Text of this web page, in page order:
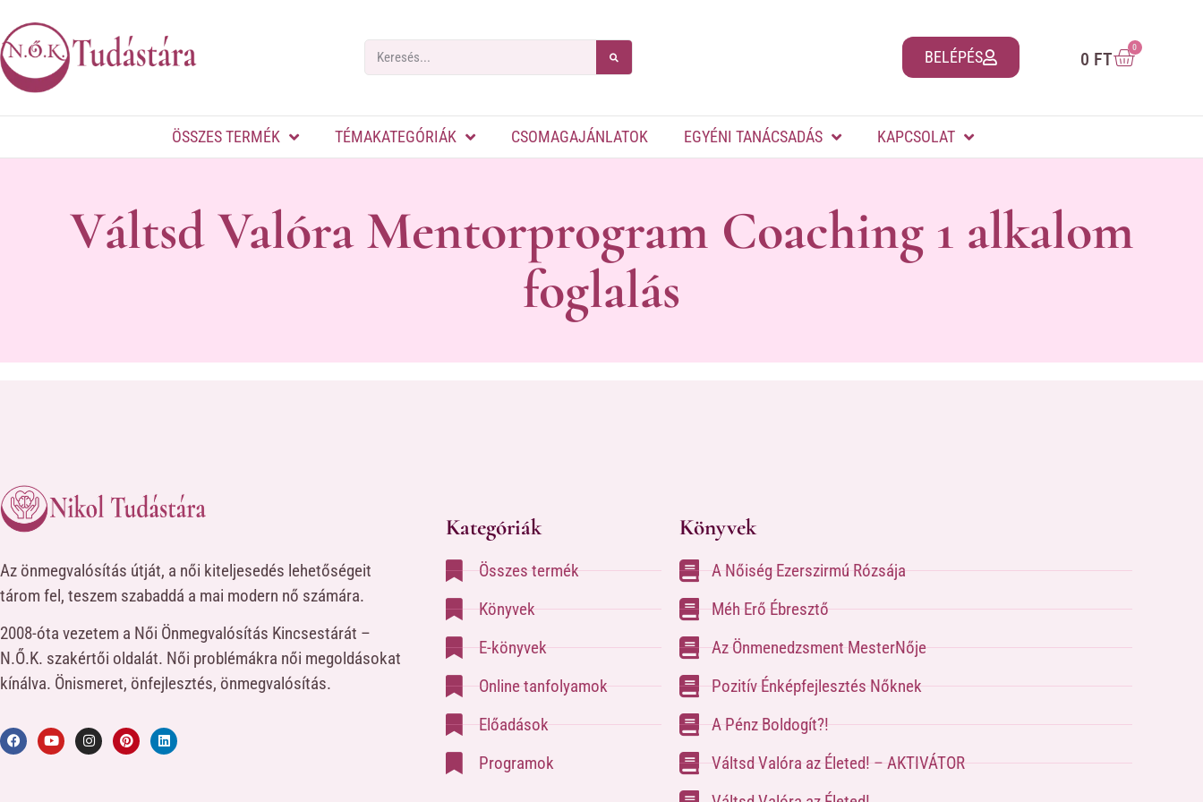
BELÉPÉS 0 FT
0
ÖSSZES TERMÉK TÉMAKATEGÓRIÁK CSOMAGAJÁNLATOK EGYÉNI TANÁCSADÁS KAPCSOLAT
Váltsd Valóra Mentorprogram Coaching 1 alkalom
foglalás
Az önmegvalósítás útját, a női kiteljesedés lehetőségeit
tárom fel, teszem szabaddá a mai modern nő számára.
2008-óta vezetem a Női Önmegvalósítás Kincsestárát –
N.Ő.K. szakértői oldalát. Női problémákra női megoldásokat
kínálva. Önismeret, önfejlesztés, önmegvalósítás.
Kategóriák
Összes termék
Könyvek
E-könyvek
Online tanfolyamok
Előadások
Programok
Könyvek
A Nőiség Ezerszirmú Rózsája
Méh Erő Ébresztő
Az Önmenedzsment MesterNője
Pozitív Énképfejlesztés Nőknek
A Pénz Boldogít?!
Váltsd Valóra az Életed! – AKTIVÁTOR